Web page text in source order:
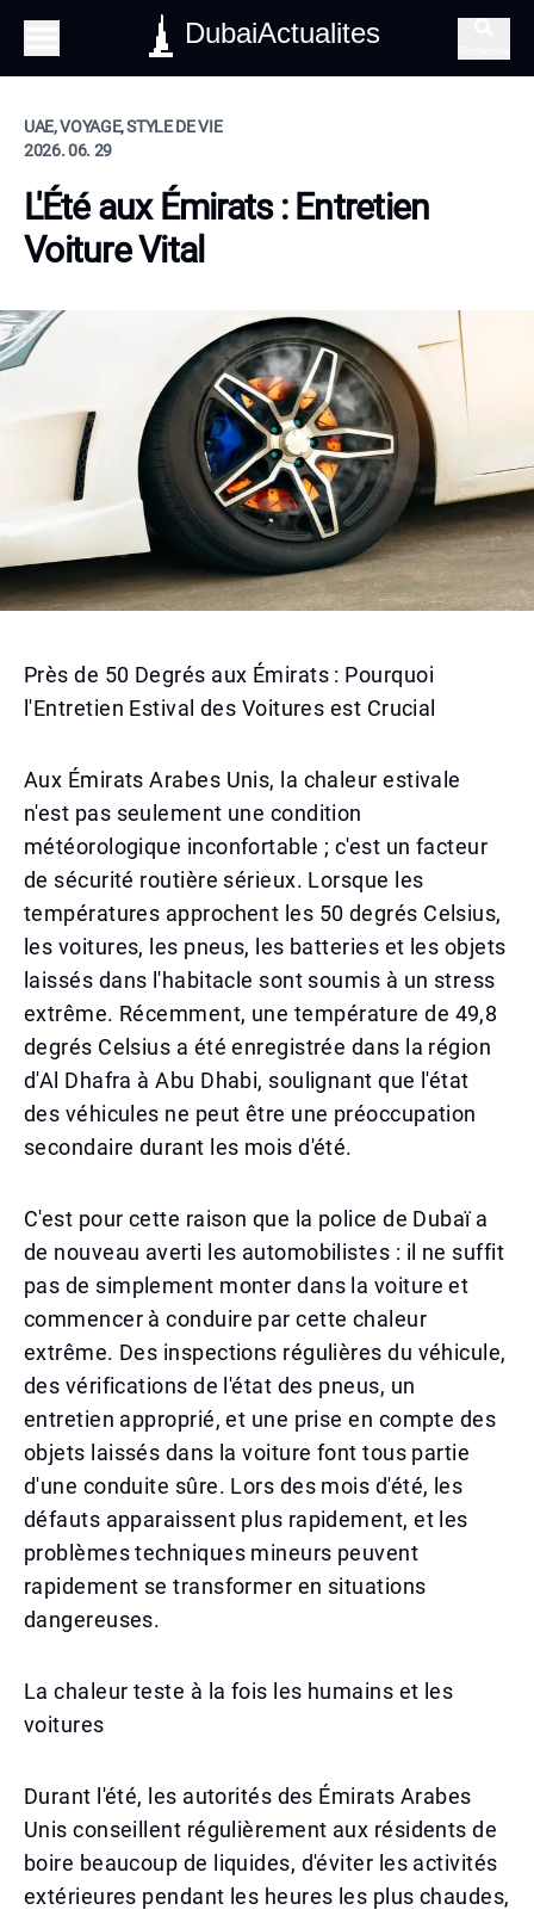
DubaiActualites
UAE, VOYAGE, STYLE DE VIE
2026. 06. 29
L'Été aux Émirats : Entretien
Voiture Vital
Près de 50 Degrés aux Émirats : Pourquoi
l'Entretien Estival des Voitures est Crucial
Aux Émirats Arabes Unis, la chaleur estivale
n'est pas seulement une condition
météorologique inconfortable ; c'est un facteur
de sécurité routière sérieux. Lorsque les
températures approchent les 50 degrés Celsius,
les voitures, les pneus, les batteries et les objets
laissés dans l'habitacle sont soumis à un stress
extrême. Récemment, une température de 49,8
degrés Celsius a été enregistrée dans la région
d'Al Dhafra à Abu Dhabi, soulignant que l'état
des véhicules ne peut être une préoccupation
secondaire durant les mois d'été.
C'est pour cette raison que la police de Dubaï a
de nouveau averti les automobilistes : il ne suffit
pas de simplement monter dans la voiture et
commencer à conduire par cette chaleur
extrême. Des inspections régulières du véhicule,
des vérifications de l'état des pneus, un
entretien approprié, et une prise en compte des
objets laissés dans la voiture font tous partie
d'une conduite sûre. Lors des mois d'été, les
défauts apparaissent plus rapidement, et les
problèmes techniques mineurs peuvent
rapidement se transformer en situations
dangereuses.
La chaleur teste à la fois les humains et les
voitures
Durant l'été, les autorités des Émirats Arabes
Unis conseillent régulièrement aux résidents de
boire beaucoup de liquides, d'éviter les activités
extérieures pendant les heures les plus chaudes,